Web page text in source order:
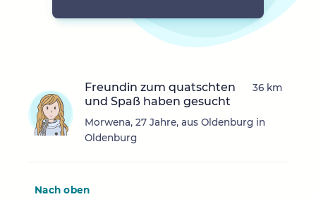
Freundin zum quatschten
und Spaß haben gesucht
Morwena, 27 Jahre, aus Oldenburg in
Oldenburg
36 km
Nach oben